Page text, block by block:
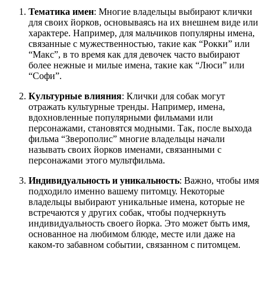
Тематика имен: Многие владельцы выбирают клички
для своих йорков, основываясь на их внешнем виде или
характере. Например, для мальчиков популярны имена,
связанные с мужественностью, такие как “Рокки” или
“Макс”, в то время как для девочек часто выбирают
более нежные и милые имена, такие как “Люси” или
“Софи”.
Культурные влияния: Клички для собак могут
отражать культурные тренды. Например, имена,
вдохновленные популярными фильмами или
персонажами, становятся модными. Так, после выхода
фильма “Зверополис” многие владельцы начали
называть своих йорков именами, связанными с
персонажами этого мультфильма.
Индивидуальность и уникальность: Важно, чтобы имя
подходило именно вашему питомцу. Некоторые
владельцы выбирают уникальные имена, которые не
встречаются у других собак, чтобы подчеркнуть
индивидуальность своего йорка. Это может быть имя,
основанное на любимом блюде, месте или даже на
каком-то забавном событии, связанном с питомцем.